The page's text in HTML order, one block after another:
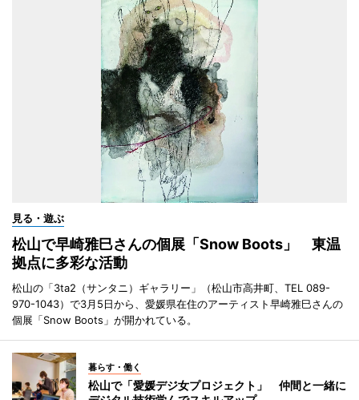
見る・遊ぶ
松山で早崎雅巳さんの個展「Snow Boots」 東温
拠点に多彩な活動
松山の「3ta2（サンタニ）ギャラリー」（松山市高井町、TEL 089-
970-1043）で3月5日から、愛媛県在住のアーティスト早崎雅巳さんの
個展「Snow Boots」が開かれている。
暮らす・働く
松山で「愛媛デジ女プロジェクト」 仲間と一緒に